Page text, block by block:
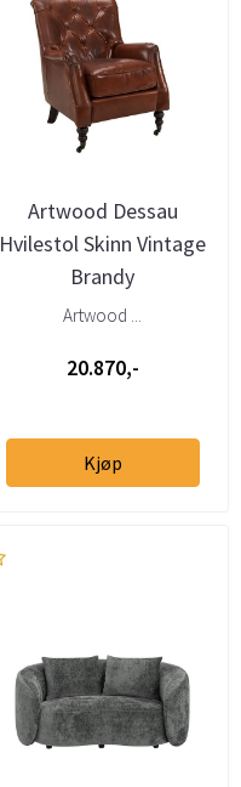
Artwood Dessau
Hvilestol Skinn Vintage
Brandy
Artwood ...
20.870,-
Kjøp